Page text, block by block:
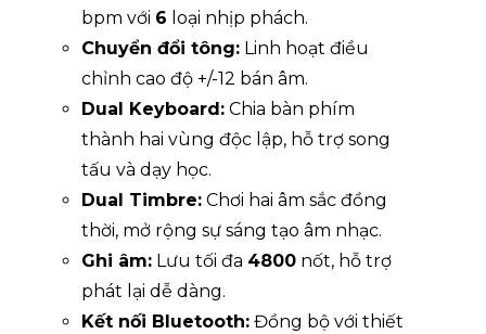
bpm với 6 loại nhịp phách.
Chuyển đổi tông: Linh hoạt điều
chỉnh cao độ +/-12 bán âm.
Dual Keyboard: Chia bàn phím
thành hai vùng độc lập, hỗ trợ song
tấu và dạy học.
Dual Timbre: Chơi hai âm sắc đồng
thời, mở rộng sự sáng tạo âm nhạc.
Ghi âm: Lưu tối đa 4800 nốt, hỗ trợ
phát lại dễ dàng.
Kết nối Bluetooth: Đồng bộ với thiết